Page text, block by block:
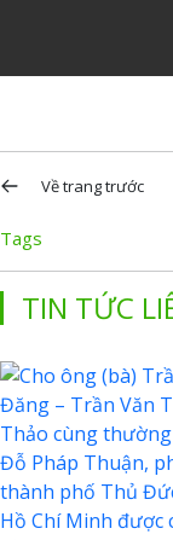
Về trang trước
Tags
TIN TỨC